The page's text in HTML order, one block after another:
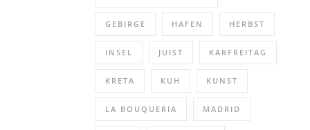
GEBIRGE HAFEN HERBST
INSEL JUIST KARFREITAG
KRETA KUH KUNST
LA BOUQUERIA MADRID